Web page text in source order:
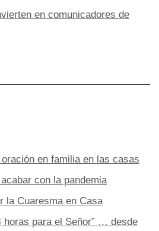
en comunicadores de
en familia en las casas
con la pandemia
la Cuaresma en Casa
horas para el Señor” … desde